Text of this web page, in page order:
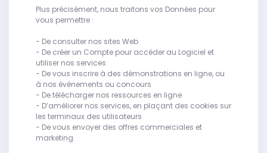
Plus précisément, nous traitons vos Données pour
vous permettre :
- De consulter nos sites Web
- De créer un Compte pour accéder au Logiciel et
utiliser nos services
- De vous inscrire à des démonstrations en ligne, ou
à nos événements ou concours
- De télécharger nos ressources en ligne
- D’améliorer nos services, en plaçant des cookies sur
les terminaux des utilisateurs
- De vous envoyer des offres commerciales et
marketing.